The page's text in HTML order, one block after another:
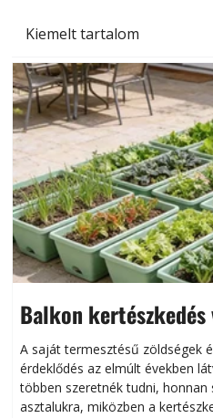
Kiemelt tartalom
Balkon kertészkedés
Helytakarékos
A saját termesztésű zöldségek
érdeklődés az elmúlt években
többen szeretnék tudni, honnan
asztalukra, miközben a